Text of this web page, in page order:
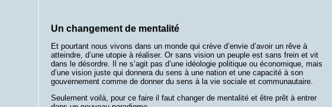
Un changement de mentalité
Et pourtant nous vivons dans un monde qui crève d’envie d’avoir un rêve à
atteindre, d’une utopie à réaliser. Or sans vision un peuple est sans frein et vit
dans le désordre. Il ne s’agit pas d’une idéologie politique ou économique, mais
d’une vision juste qui donnera du sens à une nation et une capacité à son
gouvernement comme de donner du sens à la vie sociale et communautaire.
Seulement voilà, pour ce faire il faut changer de mentalité et être prêt à entrer